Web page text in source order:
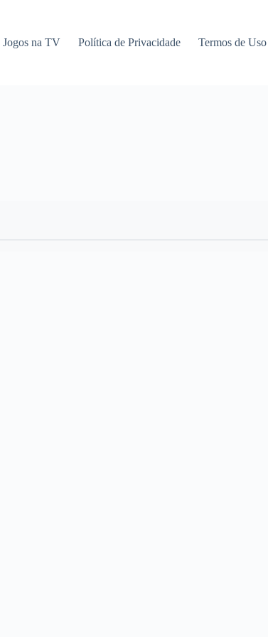
Jogos na TV Política de Privacidade Termos de Uso